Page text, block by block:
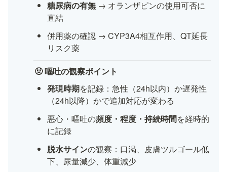
糖尿病の有無 → オランザピンの使用可否に
直結
併用薬の確認 → CYP3A4相互作用、QT延長
リスク薬
🤢 嘔吐の観察ポイント
発現時期を記録：急性（24h以内）か遅発性
（24h以降）かで追加対応が変わる
悪心・嘔吐の頻度・程度・持続時間を経時的
に記録
脱水サインの観察：口渇、皮膚ツルゴール低
下、尿量減少、体重減少